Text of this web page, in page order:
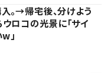
。→帰宅後、分けよう
コの光景に「サイ
」